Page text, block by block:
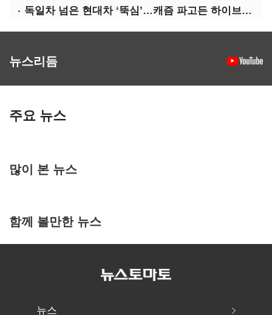
독일차 넘은 현대차 ‘뚝심’…캐즘 파고든 하이브리드 역전극
뉴스리듬
주요 뉴스
많이 본 뉴스
함께 볼만한 뉴스
뉴스